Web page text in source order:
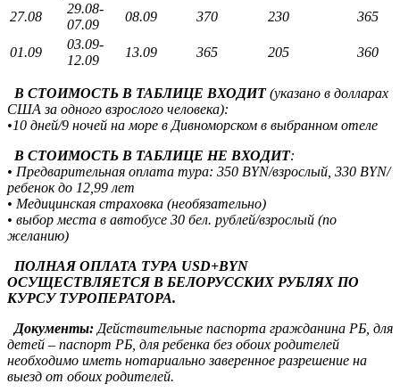
27.08
29.08-
07.09
08.09 370 230 365
01.09
03.09-
12.09
13.09 365 205 360
В СТОИМОСТЬ В ТАБЛИЦЕ ВХОДИТ(указано в долларах
США за одного взрослого человека):
•10 дней/9 ночей на море в Дивноморском в выбранном отеле
В СТОИМОСТЬ В ТАБЛИЦЕ НЕ ВХОДИТ:
• Предварительная оплата тура: 350 BYN/взрослый, 330 BYN/
ребенок до 12,99 лет
• Медицинская страховка (необязательно)
• выбор места в автобусе 30 бел. рублей/взрослый (по
желанию)
ПОЛНАЯ ОПЛАТА ТУРА USD+BYN
ОСУЩЕСТВЛЯЕТСЯ В БЕЛОРУССКИХ РУБЛЯХ ПО
КУРСУ ТУРОПЕРАТОРА.
Документы:Действительные паспорта гражданина РБ, для
детей – паспорт РБ, для ребенка без обоих родителей
необходимо иметь нотариально заверенное разрешение на
выезд от обоих родителей.